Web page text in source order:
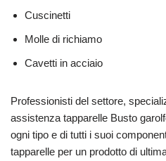
Cuscinetti
Molle di richiamo
Cavetti in acciaio
Professionisti del settore,
assistenza tapparelle Busto
ogni tipo e di tutti i suoi
tapparelle per un prodotto di